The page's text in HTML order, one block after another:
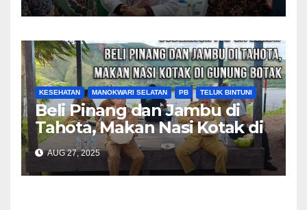
KESEHATAN MANOKWARI SELATAN PB TELUK BINTUNI
Beli Pinang dan Jambu di
Tahota, Makan Nasi Kotak di
Gunung Botak
AUG 27, 2025